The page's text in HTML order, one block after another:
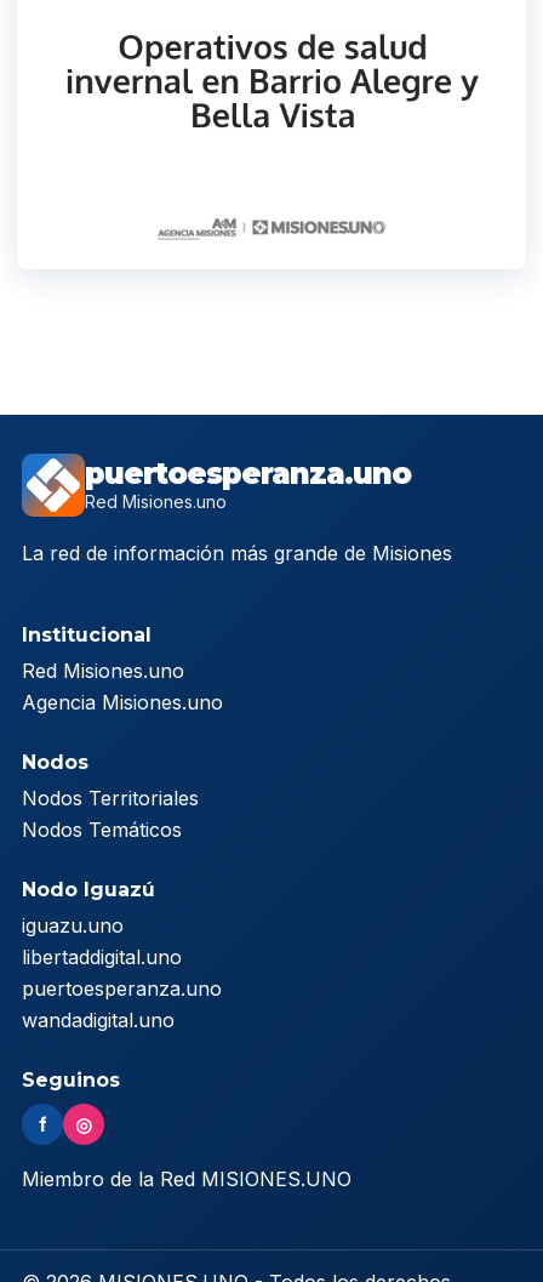
puertoesperanza.uno
Red Misiones.uno
La red de información más grande de Misiones
Institucional
Red Misiones.uno
Agencia Misiones.uno
Nodos
Nodos Territoriales
Nodos Temáticos
Nodo Iguazú
iguazu.uno
libertaddigital.uno
puertoesperanza.uno
wandadigital.uno
Seguinos
f ◎
Miembro de la Red MISIONES.UNO